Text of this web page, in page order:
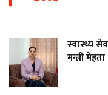
स्वास्थ्य
मन्त्री मेहता